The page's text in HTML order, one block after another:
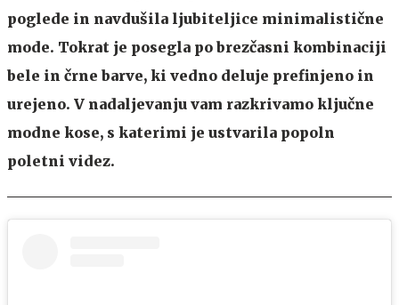
poglede in navdušila ljubiteljice minimalistične
mode. Tokrat je posegla po brezčasni kombinaciji
bele in črne barve, ki vedno deluje prefinjeno in
urejeno. V nadaljevanju vam razkrivamo ključne
modne kose, s katerimi je ustvarila popoln
poletni videz.